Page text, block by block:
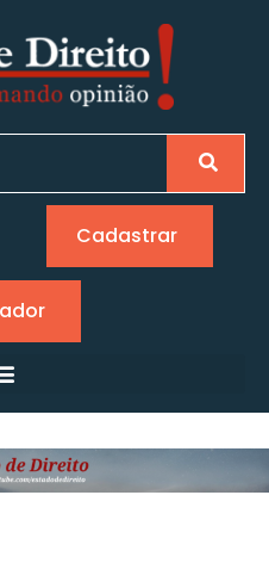
Cadastrar